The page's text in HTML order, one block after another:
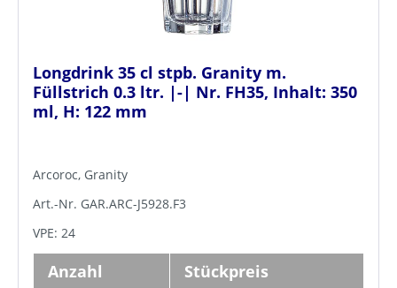
Longdrink 35 cl stpb. Granity m.
Füllstrich 0.3 ltr. |-| Nr. FH35, Inhalt: 350
ml, H: 122 mm
Arcoroc, Granity
Art.-Nr. GAR.ARC-J5928.F3
VPE: 24
Anzahl Stückpreis